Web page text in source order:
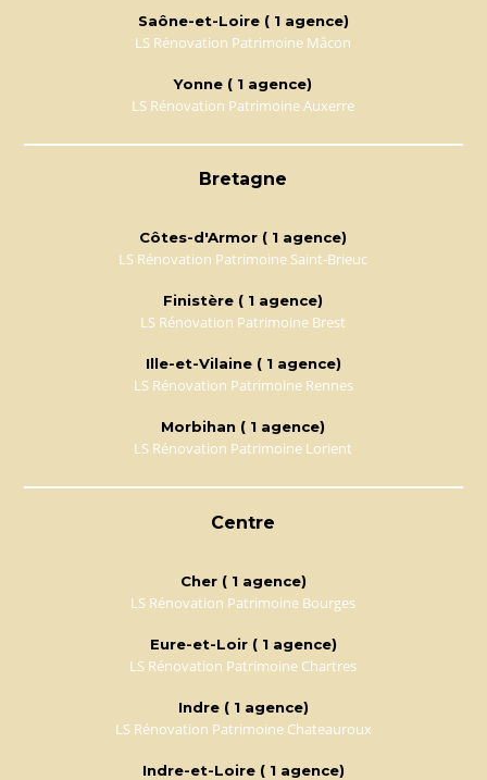
Saône-et-Loire ( 1 agence)
LS Rénovation Patrimoine Mâcon
Yonne ( 1 agence)
LS Rénovation Patrimoine Auxerre
Bretagne
Côtes-d'Armor ( 1 agence)
LS Rénovation Patrimoine Saint-Brieuc
Finistère ( 1 agence)
LS Rénovation Patrimoine Brest
Ille-et-Vilaine ( 1 agence)
LS Rénovation Patrimoine Rennes
Morbihan ( 1 agence)
LS Rénovation Patrimoine Lorient
Centre
Cher ( 1 agence)
LS Rénovation Patrimoine Bourges
Eure-et-Loir ( 1 agence)
LS Rénovation Patrimoine Chartres
Indre ( 1 agence)
LS Rénovation Patrimoine Chateauroux
Indre-et-Loire ( 1 agence)